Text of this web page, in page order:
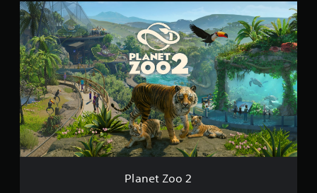
P
l
a
n
e
t
Z
o
o
2
Planet Zoo 2